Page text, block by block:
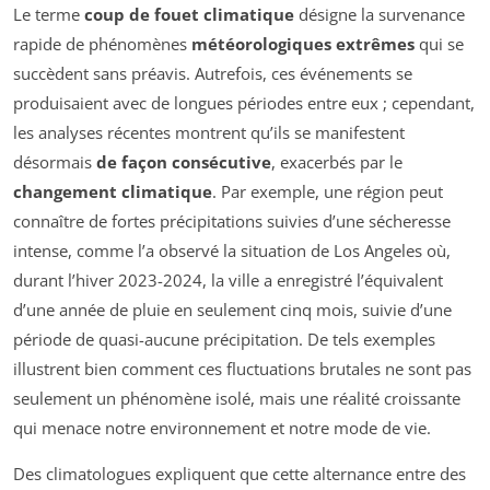
Le terme coup de fouet climatique désigne la survenance
rapide de phénomènes météorologiques extrêmes qui se
succèdent sans préavis. Autrefois, ces événements se
produisaient avec de longues périodes entre eux ; cependant,
les analyses récentes montrent qu’ils se manifestent
désormais de façon consécutive, exacerbés par le
changement climatique. Par exemple, une région peut
connaître de fortes précipitations suivies d’une sécheresse
intense, comme l’a observé la situation de Los Angeles où,
durant l’hiver 2023-2024, la ville a enregistré l’équivalent
d’une année de pluie en seulement cinq mois, suivie d’une
période de quasi-aucune précipitation. De tels exemples
illustrent bien comment ces fluctuations brutales ne sont pas
seulement un phénomène isolé, mais une réalité croissante
qui menace notre environnement et notre mode de vie.
Des climatologues expliquent que cette alternance entre des